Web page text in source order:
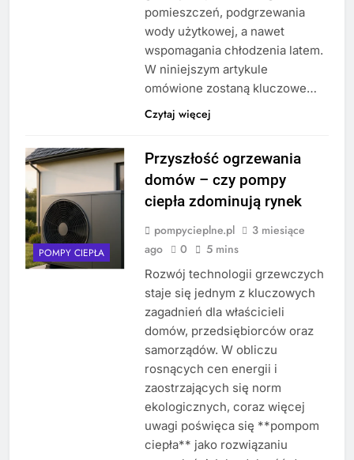
pomieszczeń, podgrzewania
wody użytkowej, a nawet
wspomagania chłodzenia latem.
W niniejszym artykule
omówione zostaną kluczowe…
Czytaj więcej
POMPY CIEPŁA
Przyszłość ogrzewania
domów – czy pompy
ciepła zdominują rynek
pompycieplne.pl
3 miesiące
ago
0 5 mins
Rozwój technologii grzewczych
staje się jednym z kluczowych
zagadnień dla właścicieli
domów, przedsiębiorców oraz
samorządów. W obliczu
rosnących cen energii i
zaostrzających się norm
ekologicznych, coraz więcej
uwagi poświęca się **pompom
ciepła** jako rozwiązaniu